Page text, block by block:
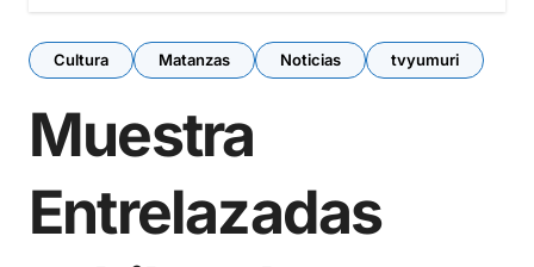
Cultura Matanzas Noticias tvyumuri
Muestra
Entrelazadas